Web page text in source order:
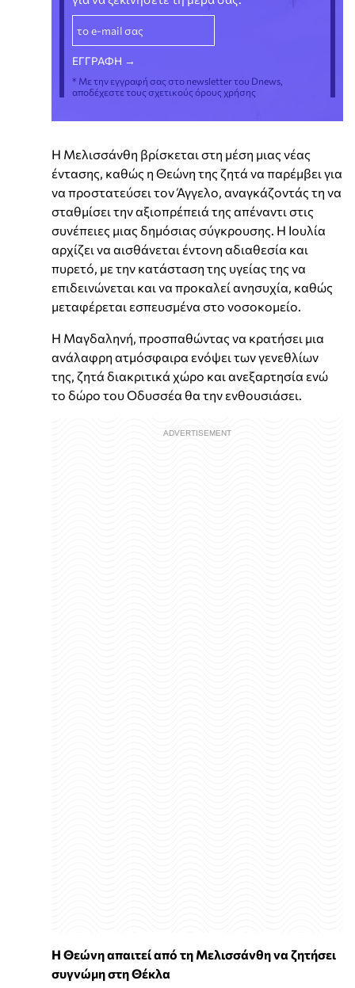
* Με την εγγραφή σας στο newsletter του Dnews,
αποδέχεστε τους σχετικούς όρους χρήσης
Η Μελισσάνθη βρίσκεται στη μέση μιας νέας
έντασης, καθώς η Θεώνη της ζητά να παρέμβει για
να προστατεύσει τον Άγγελο, αναγκάζοντάς τη να
σταθμίσει την αξιοπρέπειά της απέναντι στις
συνέπειες μιας δημόσιας σύγκρουσης. Η Ιουλία
αρχίζει να αισθάνεται έντονη αδιαθεσία και
πυρετό, με την κατάσταση της υγείας της να
επιδεινώνεται και να προκαλεί ανησυχία, καθώς
μεταφέρεται εσπευσμένα στο νοσοκομείο.
Η Μαγδαληνή, προσπαθώντας να κρατήσει μια
ανάλαφρη ατμόσφαιρα ενόψει των γενεθλίων
της, ζητά διακριτικά χώρο και ανεξαρτησία ενώ
το δώρο του Οδυσσέα θα την ενθουσιάσει.
H Θεώνη απαιτεί από τη Μελισσάνθη να ζητήσει
συγνώμη στη Θέκλα